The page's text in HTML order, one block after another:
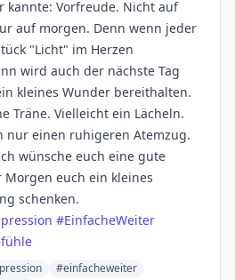
kannte: Vorfreude. Nicht auf
auf morgen. Denn wenn jeder
"Licht" im Herzen
wird auch der nächste Tag
kleines Wunder bereithalten.
Träne. Vielleicht ein Lächeln.
nur einen ruhigeren Atemzug.
wünsche euch eine gute
Morgen euch ein kleines
schenken.
#EinfacheWeiter
#einfacheweiter